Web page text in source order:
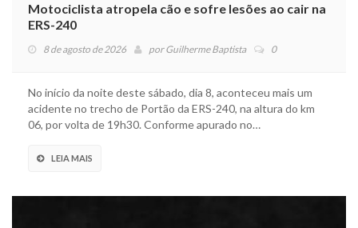
Motociclista atropela cão e sofre lesões ao cair na
ERS-240
8 de agosto de 2026 porGuilherme Baptista 0
No início da noite deste sábado, dia 8, aconteceu mais um
acidente no trecho de Portão da ERS-240, na altura do km
06, por volta de 19h30. Conforme apurado no…
LEIA MAIS